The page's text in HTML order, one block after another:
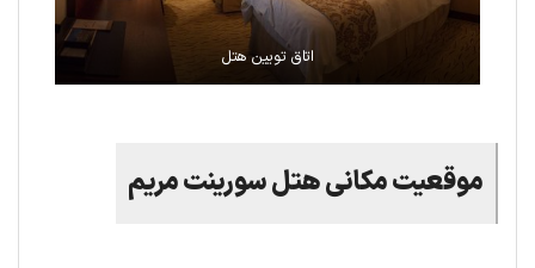
اتاق تویین هتل
موقعیت مکانی هتل سورینت مریم